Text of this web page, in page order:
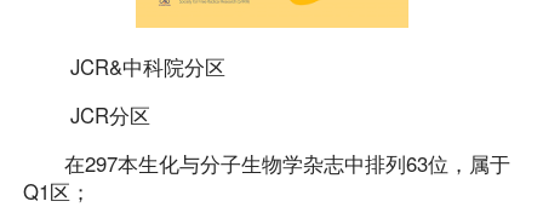
JCR&中科院分区
JCR分区
在297本生化与分子生物学杂志中排列63位，属于
Q1区；